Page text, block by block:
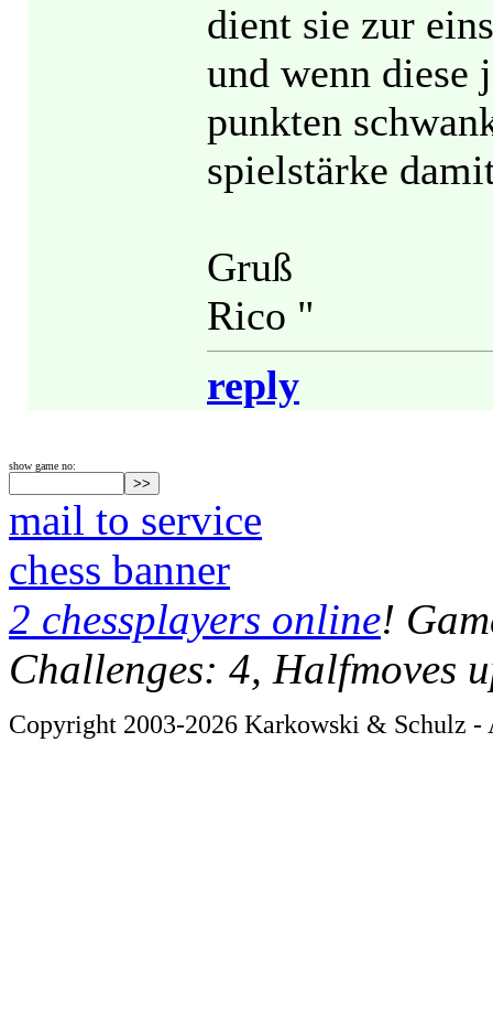
dient sie zur
und wenn diese
punkten
spielstärke
Gruß
Rico "
reply
show game no:
mail to service
chess banner
2 chessplayers online!
Challenges: 4, Halfmoves
Copyright 2003-2026 Karkowski & Schulz